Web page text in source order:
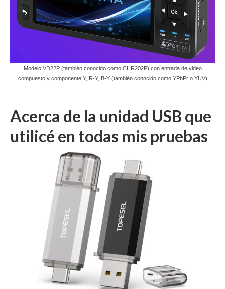
Modelo VD22P (también conocido como CHR202P) con entrada de video
compuesto y componente Y, R-Y, B-Y (también conocido como YPbPr o YUV)
Acerca de la unidad USB que
utilicé en todas mis pruebas